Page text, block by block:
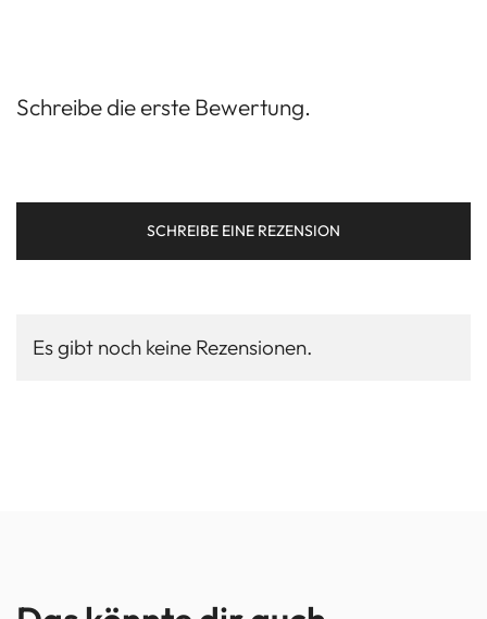
Schreibe die erste Bewertung.
SCHREIBE EINE REZENSION
Es gibt noch keine Rezensionen.